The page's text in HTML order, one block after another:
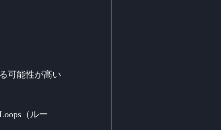
可能性が高い
（ルー